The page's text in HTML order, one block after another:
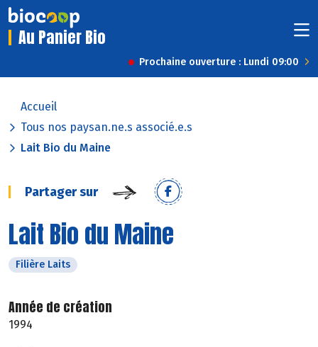
Au Panier Bio
Prochaine ouverture : Lundi 09:00
Accueil
Tous nos paysan.ne.s associé.e.s
Lait Bio du Maine
Partager sur
Lait Bio du Maine
Filière Laits
Année de création
1994